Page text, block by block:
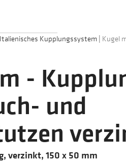
Italienisches Kupplungssystem | Kugel
-
und
verzinkt, 150 x 50 mm